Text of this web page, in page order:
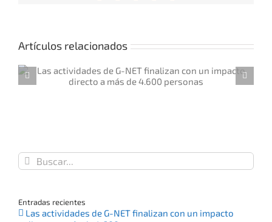
Artículos relacionados
Inscripciones abiertas a
Buscar:
Entradas recientes
Las actividades de G-NET finalizan con un impacto